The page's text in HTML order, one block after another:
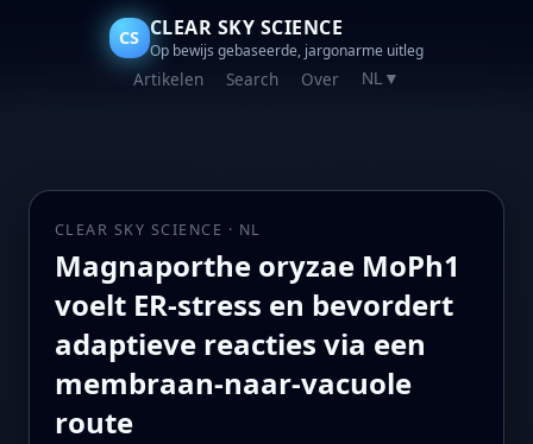
CS CLEAR SKY SCIENCE
Op bewijs gebaseerde, jargonarme uitleg
Artikelen Search Over NL ▼
CLEAR SKY SCIENCE · NL
Magnaporthe oryzae MoPh1
voelt ER-stress en bevordert
adaptieve reacties via een
membraan-naar-vacuole
route